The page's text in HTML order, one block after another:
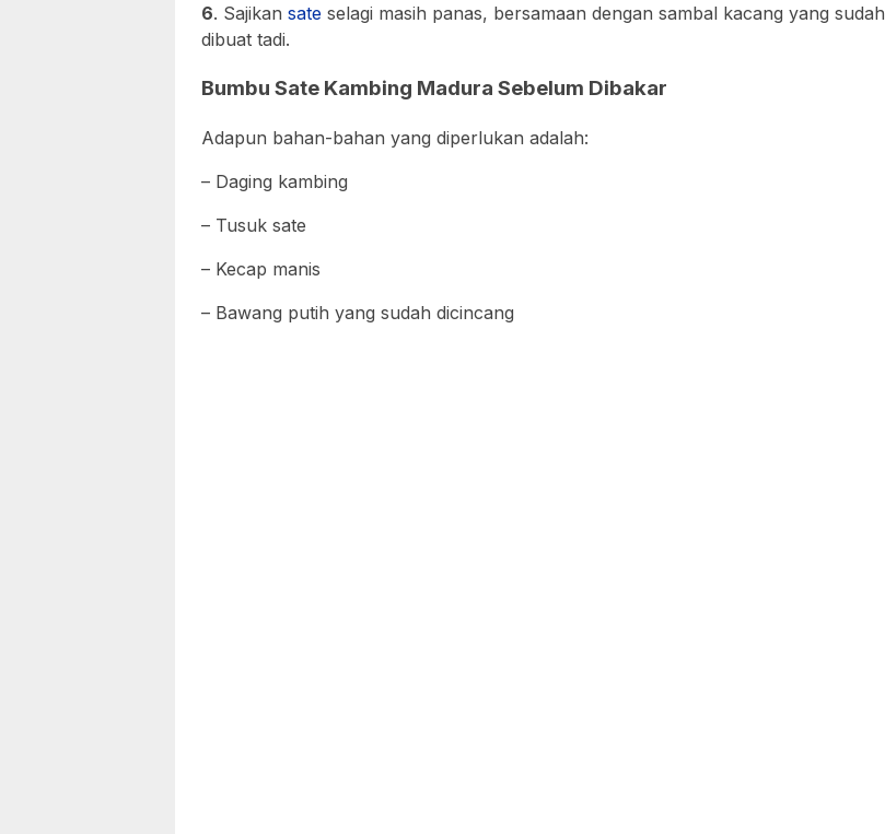
6. Sajikan sate selagi masih panas, bersamaan dengan sambal kacang yang sudah
dibuat tadi.
Bumbu Sate Kambing Madura Sebelum Dibakar
Adapun bahan-bahan yang diperlukan adalah:
– Daging kambing
– Tusuk sate
– Kecap manis
– Bawang putih yang sudah dicincang